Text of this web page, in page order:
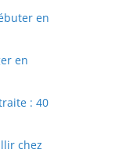
en
en
: 40
chez